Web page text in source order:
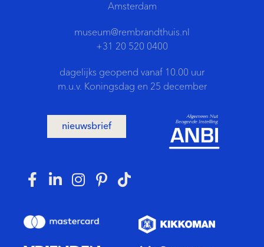
Amsterdam
museum@rembrandthuis.nl
+31 20 520 0400
dagelijks geopend vanaf 10.00 uur
m.u.v. Koningsdag en 25 december
nieuwsbrief